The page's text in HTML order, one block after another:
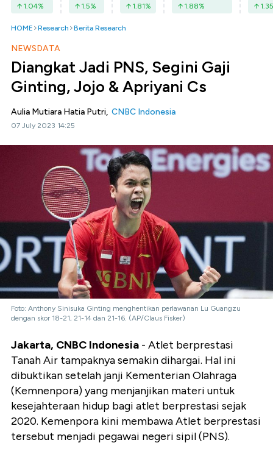
1.04% 1.5% 1.81% 1.88% 1.35
HOME Research Berita Research
NEWSDATA
Diangkat Jadi PNS, Segini Gaji
Ginting, Jojo & Apriyani Cs
Aulia Mutiara Hatia Putri, CNBC Indonesia
07 July 2023 14:25
Foto: Anthony Sinisuka Ginting menghentikan perlawanan Lu Guangzu
dengan skor 18-21, 21-14 dan 21-16. (AP/Claus Fisker)
Jakarta, CNBC Indonesia - Atlet berprestasi
Tanah Air tampaknya semakin dihargai. Hal ini
dibuktikansetelah janji Kementerian Olahraga
(Kemnenpora) yang menjanjikan materi untuk
kesejahteraan hidup bagi atlet berprestasi sejak
2020. Kemenpora kini membawa Atlet berprestasi
tersebut menjadi pegawai negeri sipil (PNS).